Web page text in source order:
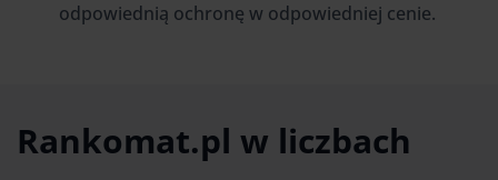
odpowiednią ochronę w odpowiedniej cenie.
Rankomat.pl w liczbach